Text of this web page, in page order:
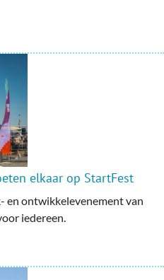
elkaar op StartFest
en ontwikkelevenement van
iedereen.